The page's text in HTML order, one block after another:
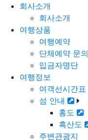
회사소개
회사소개
여행상품
여행예약
단체예약 문의
입금자명단
여행정보
여객선시간표
섬 안내
홍도
흑산도
주변관광지